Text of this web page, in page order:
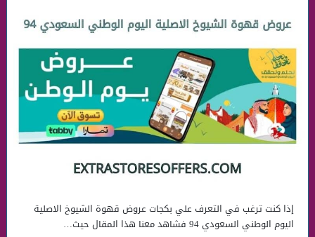
إذا كنت ترغب في التعرف علي بكجات عروض قهوة الشيوخ الاصلية
اليوم الوطني السعودي 94 فشاهد معنا هذا المقال حيث…